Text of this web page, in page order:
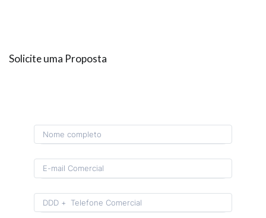
Solicite uma Proposta
Format: (00) 0 0000-0000.